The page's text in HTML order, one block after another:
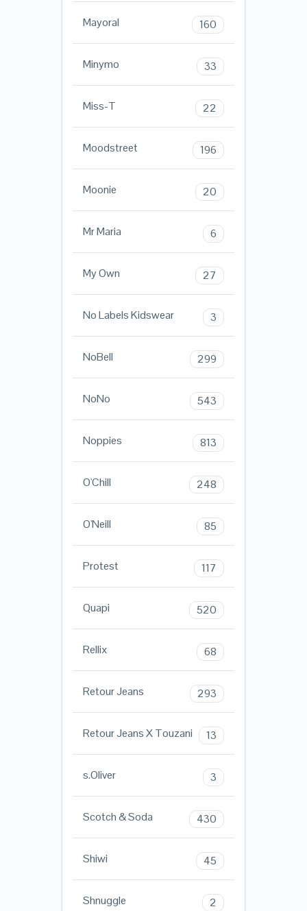
Mayoral 160
Minymo 33
Miss-T 22
Moodstreet 196
Moonie 20
Mr Maria 6
My Own 27
No Labels Kidswear 3
NoBell 299
NoNo 543
Noppies 813
O'Chill 248
O'Neill 85
Protest 117
Quapi 520
Rellix 68
Retour Jeans 293
Retour Jeans X Touzani 13
s.Oliver 3
Scotch & Soda 430
Shiwi 45
Shnuggle 2